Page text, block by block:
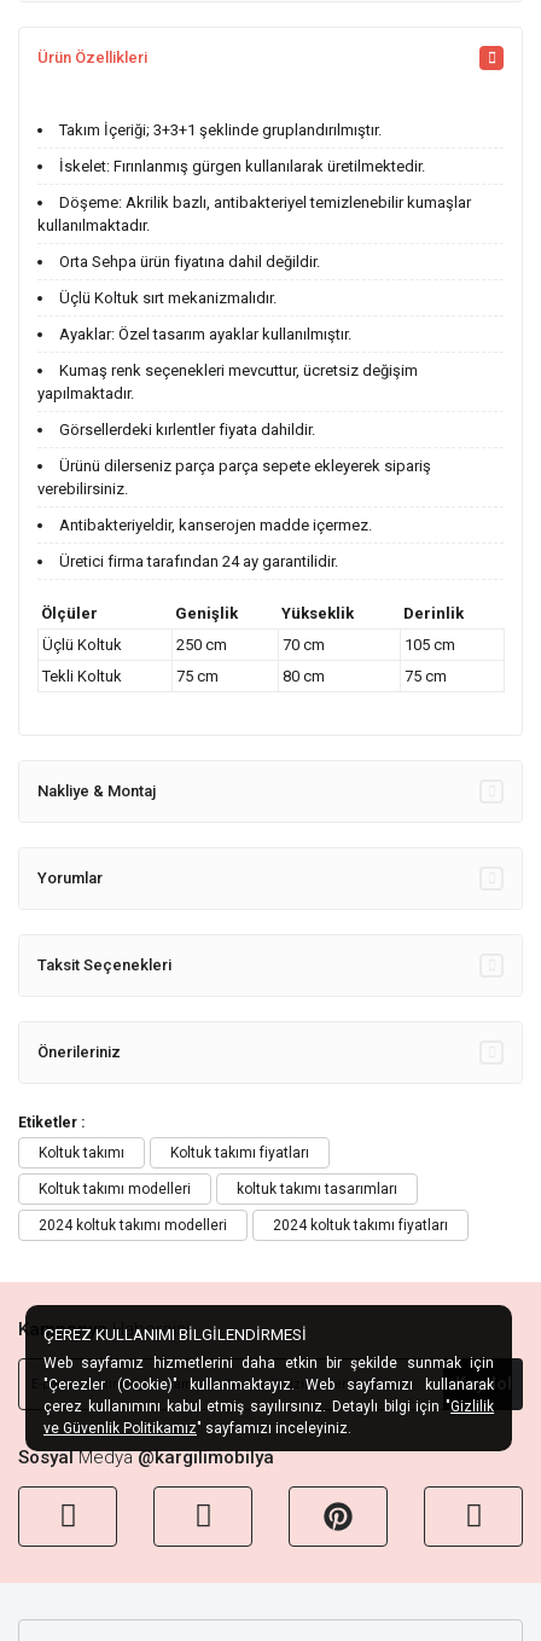
Ürün Özellikleri
Takım İçeriği; 3+3+1 şeklinde gruplandırılmıştır.
İskelet: Fırınlanmış gürgen kullanılarak üretilmektedir.
Döşeme: Akrilik bazlı, antibakteriyel temizlenebilir kumaşlar
kullanılmaktadır.
Orta Sehpa ürün fiyatına dahil değildir.
Üçlü Koltuk sırt mekanizmalıdır.
Ayaklar: Özel tasarım ayaklar kullanılmıştır.
Kumaş renk seçenekleri mevcuttur, ücretsiz değişim
yapılmaktadır.
Görsellerdeki kırlentler fiyata dahildir.
Ürünü dilerseniz parça parça sepete ekleyerek sipariş
verebilirsiniz.
Antibakteriyeldir, kanserojen madde içermez.
Üretici firma tarafından 24 ay garantilidir.
Ölçüler Genişlik Yükseklik
Derinlik
Üçlü Koltuk
250 cm 70 cm
105 cm
Tekli Koltuk
75 cm 80 cm 75 cm
Nakliye & Montaj
Yorumlar
Taksit Seçenekleri
Önerileriniz
Etiketler :
Koltuk takımı
Koltuk takımı fiyatları
Koltuk takımı modelleri koltuk takımı tasarımları
2024 koltuk takımı modelleri 2024 koltuk takımı fiyatları
Kampanya Habercisi
Kaydol
SosyalMedya@kargilimobilya
ÇEREZ KULLANIMI BİLGİLENDİRMESİ
Web sayfamız hizmetlerini daha etkin bir şekilde sunmak için
"Çerezler (Cookie)" kullanmaktayız. Web sayfamızı kullanarak
çerez kullanımını kabul etmiş sayılırsınız. Detaylı bilgi için "Gizlilik
ve Güvenlik Politikamız" sayfamızı inceleyiniz.